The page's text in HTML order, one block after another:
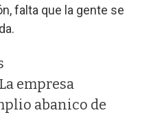
falta que la gente se
empresa
abanico de